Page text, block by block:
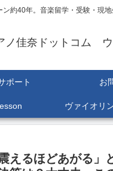
ン約40年。音楽留学・受験・現地
ノ佳奈ドットコム
ポート お
えるほどあがる」